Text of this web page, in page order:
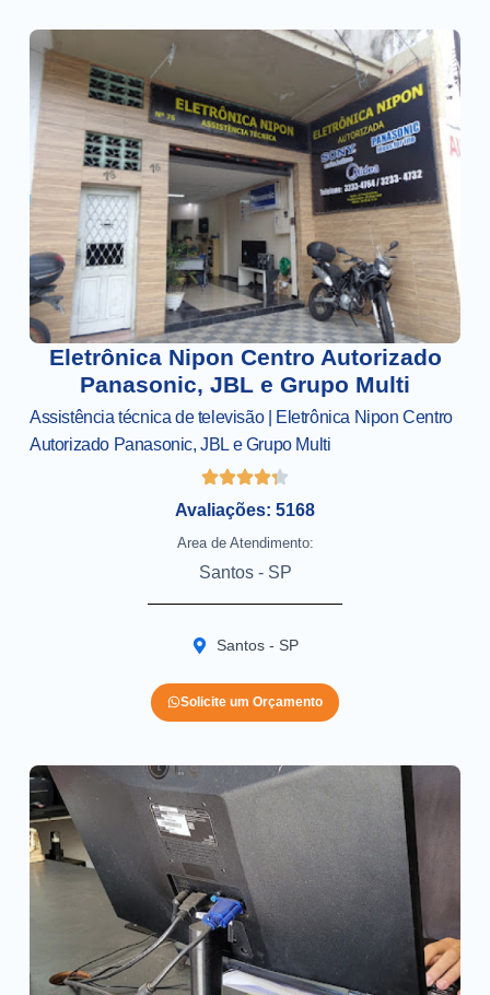
Eletrônica Nipon Centro Autorizado
Panasonic, JBL e Grupo Multi
Assistência técnica de televisão | Eletrônica Nipon Centro
Autorizado Panasonic, JBL e Grupo Multi
Avaliações: 5168
Area de Atendimento:
Santos - SP
Santos - SP
Solicite um Orçamento